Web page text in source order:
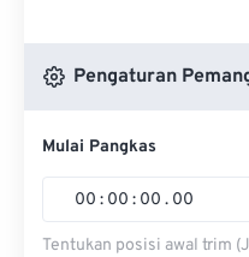
Pengaturan
Mulai Pangkas
00 : 00 : 00 . 00
Tentukan posisi awal trim